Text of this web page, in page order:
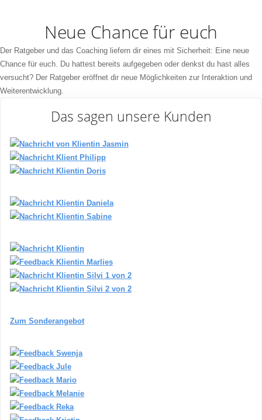
Neue Chance für euch
Der Ratgeber und das Coaching liefern dir eines mit Sicherheit: Eine neue
Chance für euch. Du hattest bereits aufgegeben oder denkst du hast alles
versucht? Der Ratgeber eröffnet dir neue Möglichkeiten zur Interaktion und
Weiterentwicklung.
Das sagen unsere Kunden
Zum Sonderangebot